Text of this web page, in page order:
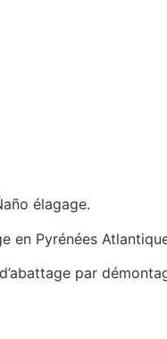
élagage.
en Pyrénées
par